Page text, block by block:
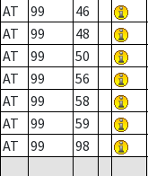
AT
99 46
AT
99 48
AT
99 50
AT
99 56
AT
99 58
AT
99 59
AT
99 98